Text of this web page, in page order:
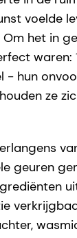
voelde
het in
waren:
hun
ze
geuren